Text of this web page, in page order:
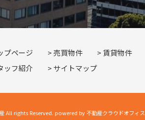
プページ 売買物件
賃貸物件
ッフ紹介
サイトマップ
All rights Reserved. powered by 不動産クラウドオフィス